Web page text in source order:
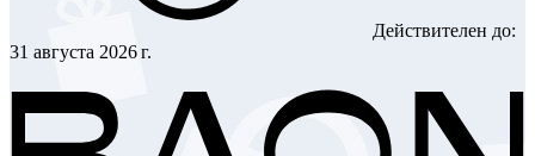
Действителен до:
31 августа 2026 г.